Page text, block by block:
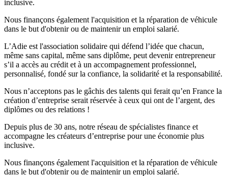
inclusive.
Nous finançons également l'acquisition et la réparation de véhicule
dans le but d'obtenir ou de maintenir un emploi salarié.
L’Adie est l'association solidaire qui défend l’idée que chacun,
même sans capital, même sans diplôme, peut devenir entrepreneur
s’il a accès au crédit et à un accompagnement professionnel,
personnalisé, fondé sur la confiance, la solidarité et la responsabilité.
Nous n’acceptons pas le gâchis des talents qui ferait qu’en France la
création d’entreprise serait réservée à ceux qui ont de l’argent, des
diplômes ou des relations !
Depuis plus de 30 ans, notre réseau de spécialistes finance et
accompagne les créateurs d’entreprise pour une économie plus
inclusive.
Nous finançons également l'acquisition et la réparation de véhicule
dans le but d'obtenir ou de maintenir un emploi salarié.